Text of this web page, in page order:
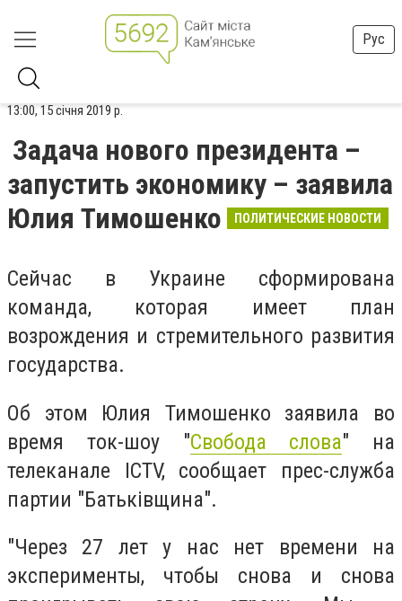
Рус
13:00, 15 січня 2019 р.
Задача нового президента –
запустить экономику – заявила
Юлия Тимошенко
ПОЛИТИЧЕСКИЕ НОВОСТИ
Сейчас в Украине сформирована
команда, которая имеет план
возрождения и стремительного развития
государства.
Об этом Юлия Тимошенко заявила во
время ток-шоу "Свобода слова" на
телеканале ICTV, сообщает прес-служба
партии "Батьківщина".
"Через 27 лет у нас нет времени на
эксперименты, чтобы снова и снова